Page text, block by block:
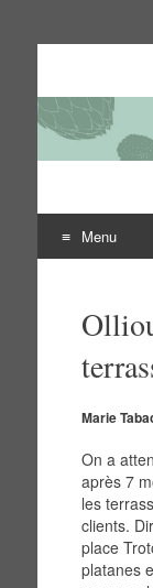
Le
Les
Menu
contenu
Marie
On a
après 7
les
clients.
place
platanes